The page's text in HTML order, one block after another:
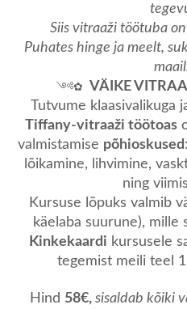
Siis vitraaži töötuba
Puhates hinge ja meelt,
༺✿ VÄIKE
Tutvume klaasivalikuga
Tiffany-vitraaži töötoas
valmistamise põhioskused
lõikamine, lihvimine,
ning
Kursuse lõpuks valmib
käelaba suurune), mille
Kinkekaardi kursusele
tegemist meili teel
Hind 58€,sisaldab kõiki